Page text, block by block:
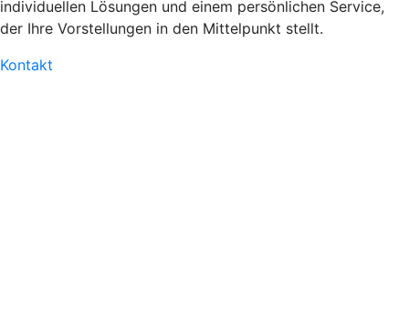
individuellen Lösungen und einem persönlichen Service,
der Ihre Vorstellungen in den Mittelpunkt stellt.
Kontakt